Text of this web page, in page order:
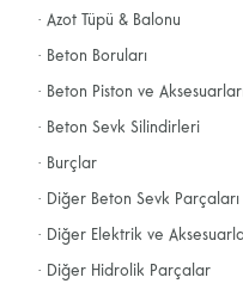
· Azot Tüpü & Balonu
· Beton Boruları
· Beton Piston ve
· Beton Sevk Silindirleri
· Burçlar
· Diğer Beton Sevk Parçaları
· Diğer Elektrik ve
· Diğer Hidrolik Parçalar